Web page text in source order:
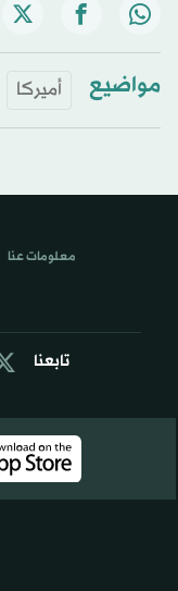
مواضيع أميركا
تابعنا
معلومات عنا